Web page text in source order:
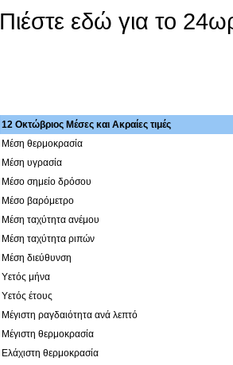
Πιέστε εδώ για το
12 Οκτώβριος Μέσες και Ακραίες τιμές
Μέση θερμοκρασία
Μέση υγρασία
Μέσο σημείο δρόσου
Μέσο βαρόμετρο
Μέση ταχύτητα ανέμου
Μέση ταχύτητα ριπών
Μέση διεύθυνση
Υετός μήνα
Υετός έτους
Μέγιστη ραγδαιότητα ανά λεπτό
Μέγιστη θερμοκρασία
Ελάχιστη θερμοκρασία